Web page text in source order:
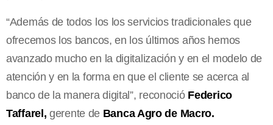
“Además de todos los los servicios tradicionales que
ofrecemos los bancos, en los últimos años hemos
avanzado mucho en la digitalización y en el modelo de
atención y en la forma en que el cliente se acerca al
banco de la manera digital”, reconoció Federico
Taffarel, gerente de Banca Agro de Macro.